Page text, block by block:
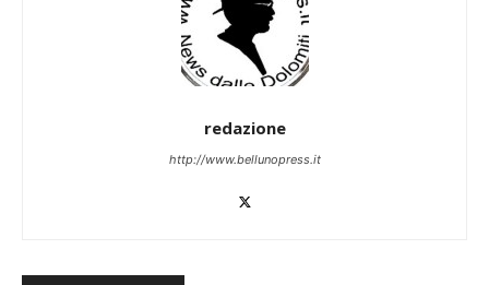
redazione
http://www.bellunopress.it